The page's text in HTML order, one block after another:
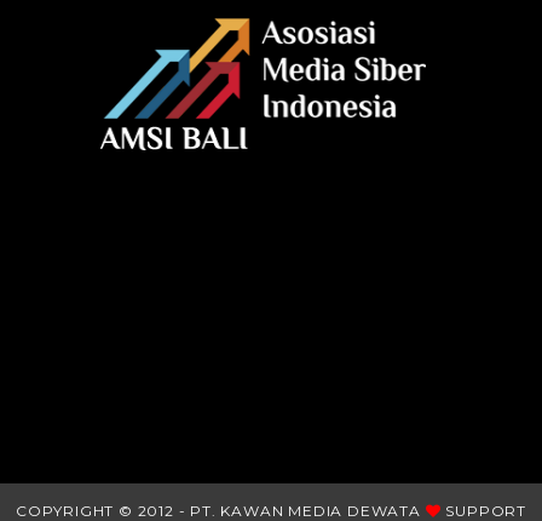
COPYRIGHT © 2012 - PT. KAWAN MEDIA DEWATA SUPPORT